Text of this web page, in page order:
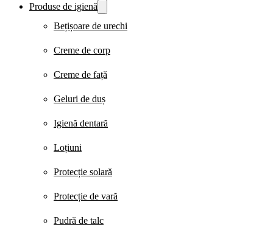
Produse de igienă
Bețișoare de urechi
Creme de corp
Creme de față
Geluri de duș
Igienă dentară
Loțiuni
Protecție solară
Protecție de vară
Pudră de talc